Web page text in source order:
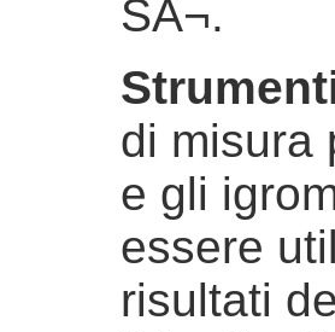
SÃ¬.
di misura
e gli
essere
risultati